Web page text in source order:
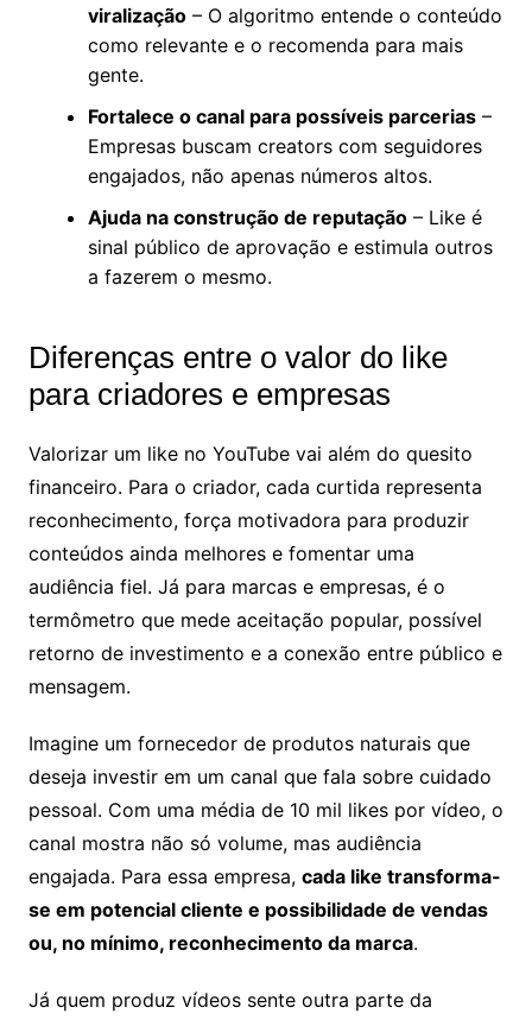
viralização– O algoritmo entende o conteúdo
como relevante e o recomenda para mais
gente.
Fortalece o canal para possíveis parcerias–
Empresas buscam creators com seguidores
engajados, não apenas números altos.
Ajuda na construção de reputação– Like é
sinal público de aprovação e estimula outros
a fazerem o mesmo.
Diferenças entre o valor do like
para criadores e empresas
Valorizar um like no YouTube vai além do quesito
financeiro. Para o criador, cada curtida representa
reconhecimento, força motivadora para produzir
conteúdos ainda melhores e fomentar uma
audiência fiel. Já para marcas e empresas, é o
termômetro que mede aceitação popular, possível
retorno de investimento e a conexão entre público e
mensagem.
Imagine um fornecedor de produtos naturais que
deseja investir em um canal que fala sobre cuidado
pessoal. Com uma média de 10 mil likes por vídeo, o
canal mostra não só volume, mas audiência
engajada. Para essa empresa, cada like transforma-
se em potencial cliente e possibilidade de vendas
ou, no mínimo, reconhecimento da marca.
Já quem produz vídeos sente outra parte da